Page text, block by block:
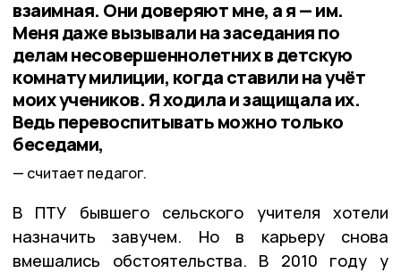
взаимная. Они доверяют мне, а я — им.
Меня даже вызывали на заседания по
делам несовершеннолетних в детскую
комнату милиции, когда ставили на учёт
моих учеников. Я ходила и защищала их.
Ведь перевоспитывать можно только
беседами,
считает педагог.
В ПТУ бывшего сельского учителя хотели
назначить завучем. Но в карьеру снова
вмешались обстоятельства. В 2010 году у